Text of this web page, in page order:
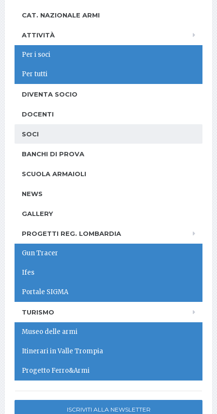
CAT. NAZIONALE ARMI
ATTIVITÀ
Per i soci
Per tutti
DIVENTA SOCIO
DOCENTI
SOCI
BANCHI DI PROVA
SCUOLA ARMAIOLI
NEWS
GALLERY
PROGETTI REG. LOMBARDIA
Gun Tracer
Ifes
Portale SIGMA
TURISMO
Museo delle armi
Itinerari in Valle Trompia
Progetto Ferro&Armi
ISCRIVITI ALLA NEWSLETTER